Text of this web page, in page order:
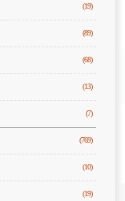
(19)
(89)
(68)
(13)
(7)
(769)
(10)
(19)